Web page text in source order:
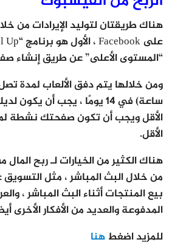
هناك طريقتان لتوليد الإيرادات من
“المستوى الأعلى” عن طريق إنشاء
الأقل.
هناك الكثير من الخيارات لـ ربح
من خلال البث المباشر ، مثل التسويق
بيع المنتجات أثناء البث المباشر ،
المدفوعة والعديد من الأفكار الأخرى
للمزيد اضغط هنا